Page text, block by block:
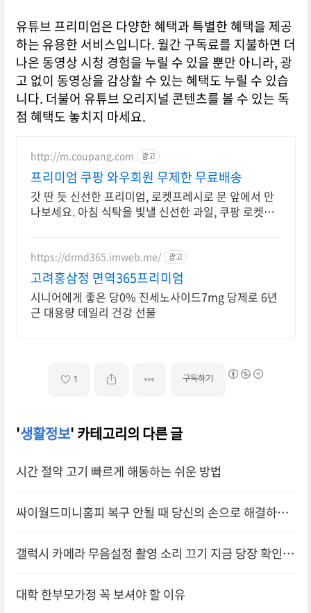
유튜브 프리미엄은 다양한 혜택과 특별한 혜택을 제공
하는 유용한 서비스입니다. 월간 구독료를 지불하면 더
나은 동영상 시청 경험을 누릴 수 있을 뿐만 아니라, 광
고 없이 동영상을 감상할 수 있는 혜택도 누릴 수 있습
니다. 더불어 유튜브 오리지널 콘텐츠를 볼 수 있는 독
점 혜택도 놓치지 마세요.
http://m.coupang.com 광고
프리미엄 쿠팡 와우회원 무제한 무료배송
갓 딴 듯 신선한 프리미엄, 로켓프레시로 문 앞에서 만
나보세요. 아침 식탁을 빛낼 신선한 과일, 쿠팡 로켓프
https://drmd365.imweb.me/ 광고
고려홍삼정 면역365프리미엄
시니어에게 좋은 당0% 진세노사이드7mg 당제로 6년
근 대용량 데일리 건강 선물
1 구독하기
'생활정보' 카테고리의 다른 글
시간 절약 고기 빠르게 해동하는 쉬운 방법
싸이월드미니홈피 복구 안될 때 당신의 손으로 해결하세
갤럭시 카메라 무음설정 촬영 소리 끄기 지금 당장 확인해
대학 한부모가정 꼭 보셔야 할 이유